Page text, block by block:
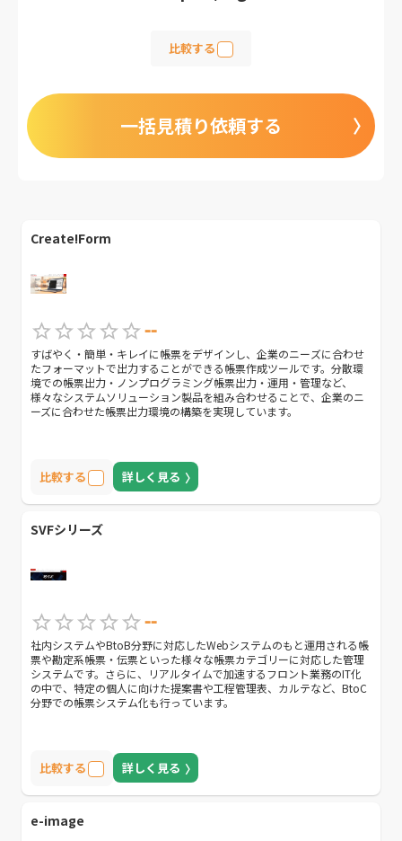
比較する
一括見積り依頼する
Create!Form
--
すばやく・簡単・キレイに帳票をデザインし、企業のニーズに合わせ
たフォーマットで出力することができる帳票作成ツールです。分散環
境での帳票出力・ノンプログラミング帳票出力・運用・管理など、
様々なシステムソリューション製品を組み合わせることで、企業のニ
ーズに合わせた帳票出力環境の構築を実現しています。
比較する 詳しく見る
SVFシリーズ
--
社内システムやBtoB分野に対応したWebシステムのもと運用される帳
票や勘定系帳票・伝票といった様々な帳票カテゴリーに対応した管理
システムです。さらに、リアルタイムで加速するフロント業務のIT化
の中で、特定の個人に向けた提案書や工程管理表、カルテなど、BtoC
分野での帳票システム化も行っています。
比較する 詳しく見る
e-image